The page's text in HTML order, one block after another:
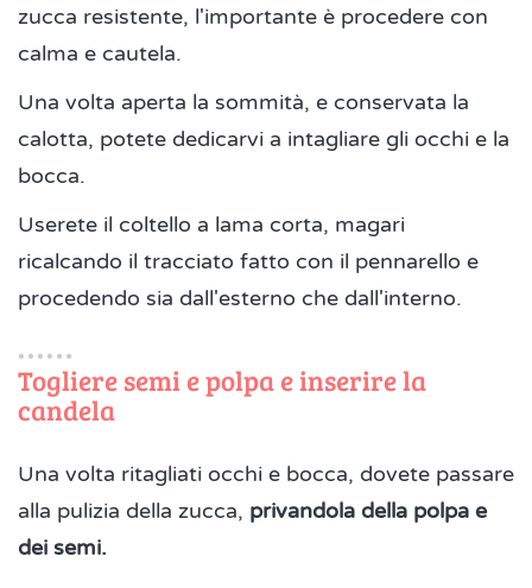
zucca resistente, l'importante è procedere con
calma e cautela.
Una volta aperta la sommità, e conservata la
calotta, potete dedicarvi a intagliare gli occhi e la
bocca.
Userete il coltello a lama corta, magari
ricalcando il tracciato fatto con il pennarello e
procedendo sia dall'esterno che dall'interno.
Togliere semi e polpa e inserire la
candela
Una volta ritagliati occhi e bocca, dovete passare
alla pulizia della zucca, privandola della polpa e
dei semi.